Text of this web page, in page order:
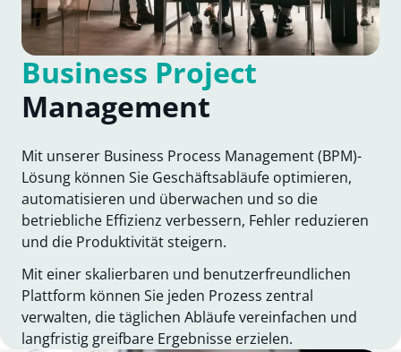
Business Project
Management
Mit unserer Business Process Management (BPM)-
Lösung können Sie Geschäftsabläufe optimieren,
automatisieren und überwachen und so die
betriebliche Effizienz verbessern, Fehler reduzieren
und die Produktivität steigern.
Mit einer skalierbaren und benutzerfreundlichen
Plattform können Sie jeden Prozess zentral
verwalten, die täglichen Abläufe vereinfachen und
langfristig greifbare Ergebnisse erzielen.